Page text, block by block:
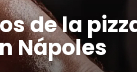
de la
Nápoles